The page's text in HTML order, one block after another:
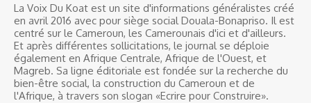
La Voix Du Koat est un site d'informations généralistes créé
en avril 2016 avec pour siège social Douala-Bonapriso. Il est
centré sur le Cameroun, les Camerounais d'ici et d'ailleurs.
Et après différentes sollicitations, le journal se déploie
également en Afrique Centrale, Afrique de l'Ouest, et
Magreb. Sa ligne éditoriale est fondée sur la recherche du
bien-être social, la construction du Cameroun et de
l'Afrique, à travers son slogan «Ecrire pour Construire».